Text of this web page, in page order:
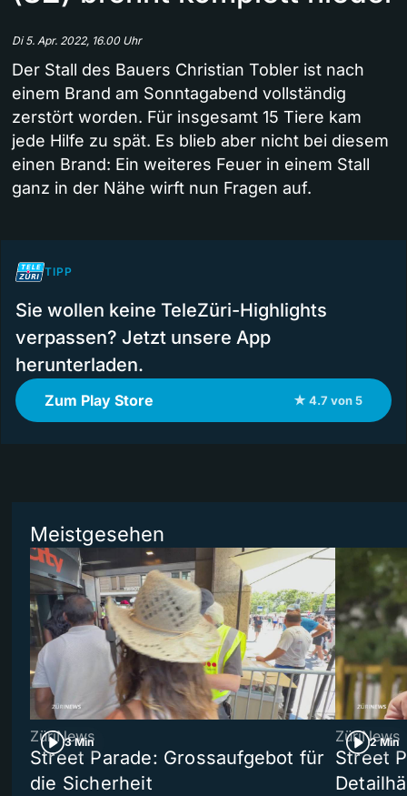
Di 5. Apr. 2022, 16.00 Uhr
Der Stall des Bauers Christian Tobler ist nach
einem Brand am Sonntagabend vollständig
zerstört worden. Für insgesamt 15 Tiere kam
jede Hilfe zu spät. Es blieb aber nicht bei diesem
einen Brand: Ein weiteres Feuer in einem Stall
ganz in der Nähe wirft nun Fragen auf.
TIPP
Sie wollen keine TeleZüri-Highlights
verpassen? Jetzt unsere App
herunterladen.
Zum Play Store ★ 4.7 von 5
Meistgesehen
3 Min
ZüriNews
Street Parade: Grossaufgebot für
die Sicherheit
2 Min
ZüriNews
Street